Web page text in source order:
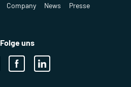
Company News Presse
Folge uns